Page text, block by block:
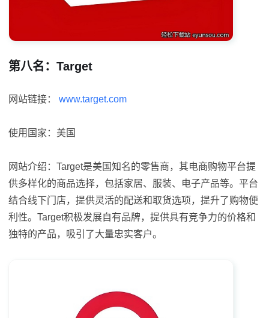
第八名：Target
网站链接： www.target.com
使用国家：美国
网站介绍：Target是美国知名的零售商，其电商购物平台提
供多样化的商品选择，包括家居、服装、电子产品等。平台
结合线下门店，提供灵活的配送和取货选项，提升了购物便
利性。Target积极发展自有品牌，提供具有竞争力的价格和
独特的产品，吸引了大量忠实客户。